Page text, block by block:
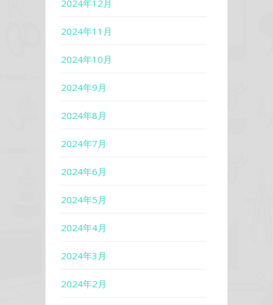
2024年12月
2024年11月
2024年10月
2024年9月
2024年8月
2024年7月
2024年6月
2024年5月
2024年4月
2024年3月
2024年2月